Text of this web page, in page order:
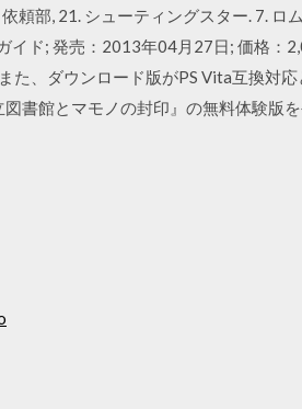
頼部, 21. シューティングスター. 7. ロ
イド; 発売：2013年04月27日; 価格：
た、ダウンロード版がPS Vita互換対
書館とマモノの封印』の無料体験版を